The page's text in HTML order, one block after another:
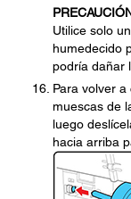
Utilice solo
humedecido
podría dañar
Para volver
muescas de
luego
hacia arriba